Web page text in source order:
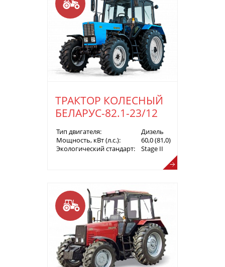
ТРАКТОР КОЛЕСНЫЙ
БЕЛАРУС-82.1-23/12
Тип двигателя:
Дизель
Мощность, кВт (л.с.):
60,0 (81,0)
Экологический стандарт:
Stage II